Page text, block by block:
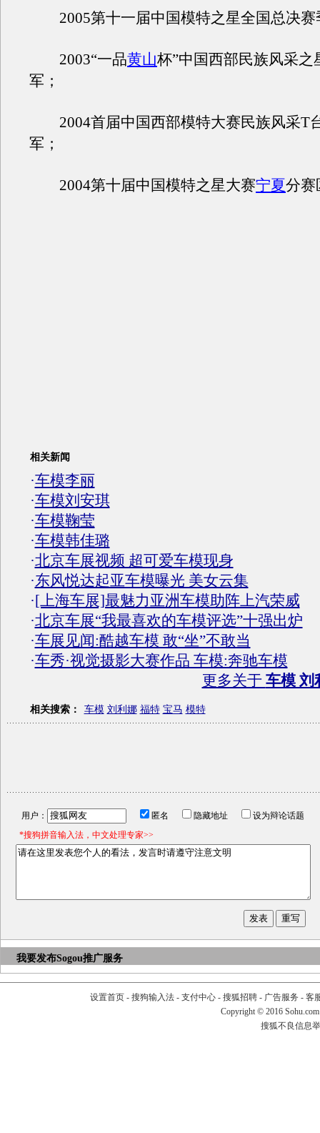
2005第十一届中国模特之星全国总决赛
2003“一品黄山杯”中国西部民族风采之
军；
2004首届中国西部模特大赛民族风采T
军；
2004第十届中国模特之星大赛宁夏分赛
相关新闻
·车模李丽
·车模刘安琪
·车模鞠莹
·车模韩佳璐
·北京车展视频 超可爱车模现身
·东风悦达起亚车模曝光 美女云集
·[上海车展]最魅力亚洲车模助阵上汽荣威
·北京车展“我最喜欢的车模评选”十强出炉
·车展见闻:酷越车模 敢“坐”不敢当
·车秀·视觉摄影大赛作品 车模:奔驰车模
更多关于 车模 刘
相关搜索： 车模 刘利娜 福特 宝马 模特
用户： 匿名 隐藏地址
设为辩论话题
*搜狗拼音输入法，中文处理专家>>
我要发布Sogou推广服务
设置首页- 搜狗输入法- 支付中心- 搜狐招聘- 广告服务 - 客
Copyright © 2016
搜狐不良信息